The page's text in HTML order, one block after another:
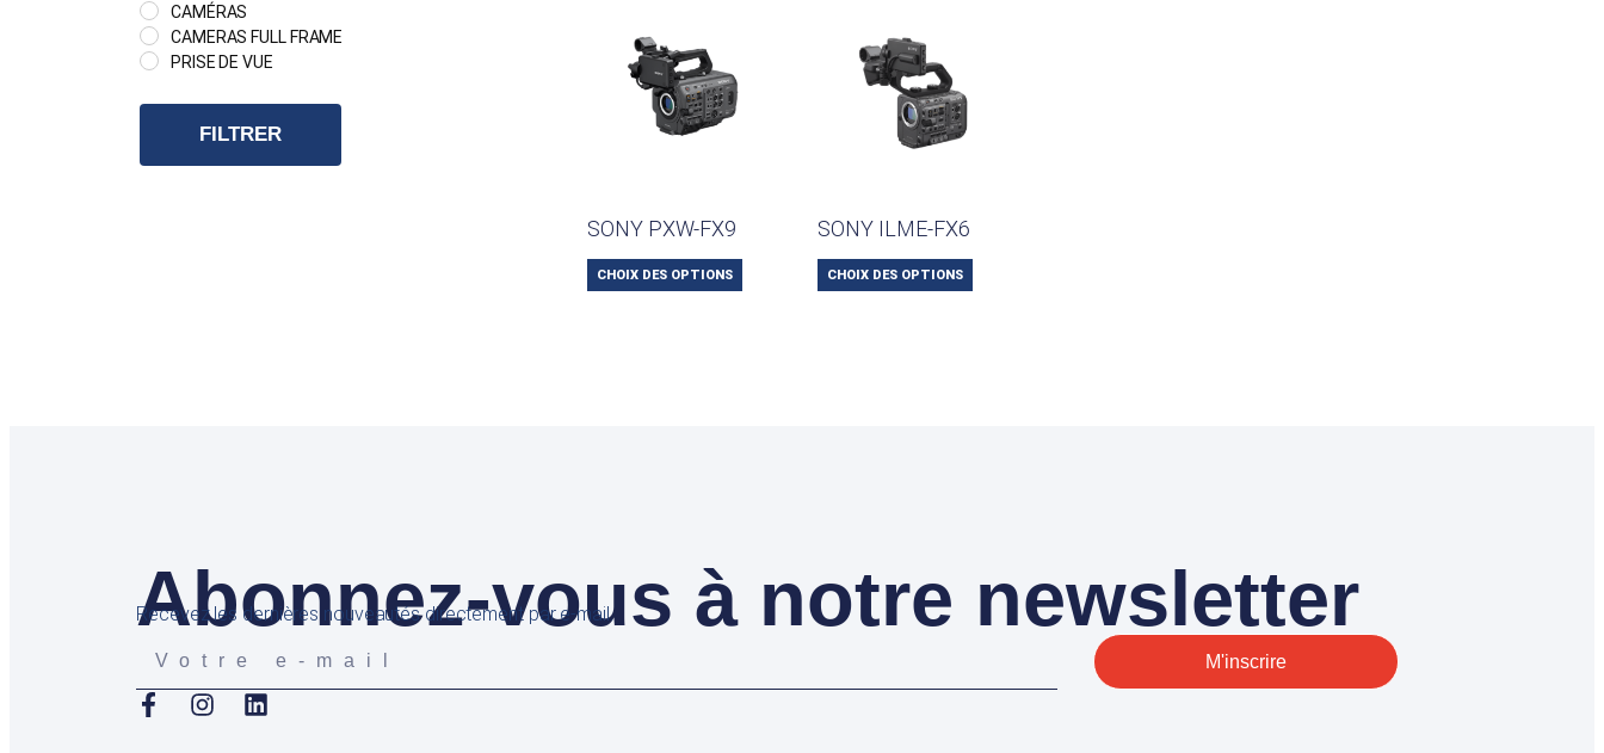
CAMÉRAS
CAMERAS FULL FRAME
PRISE DE VUE
FILTRER
SONY PXW-FX9
CHOIX DES OPTIONS
SONY ILME-FX6
CHOIX DES OPTIONS
Abonnez-vous à notre newsletter
Recevez les dernières nouveautés directement par e-mail.
M'inscrire